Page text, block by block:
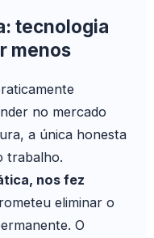
gerada
Sem
sigilo
processos e
pela
Só é
tecnologia
menos
no mercado
a única honesta
trabalho.
nos fez
eliminar o
O